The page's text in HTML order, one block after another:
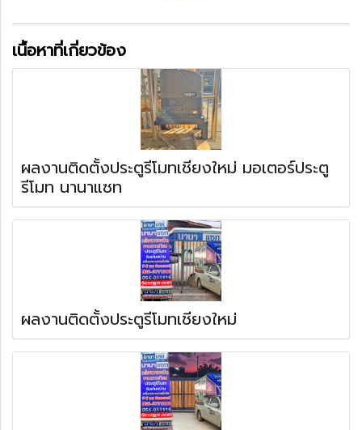
เนื้อหาที่เกี่ยวข้อง
ผลงานติดตั้งประตูรีโมทเชียงใหม่ มอเตอร์ประตู
รีโมท นานาแซท
ผลงานติดตั้งประตูรีโมทเชียงใหม่